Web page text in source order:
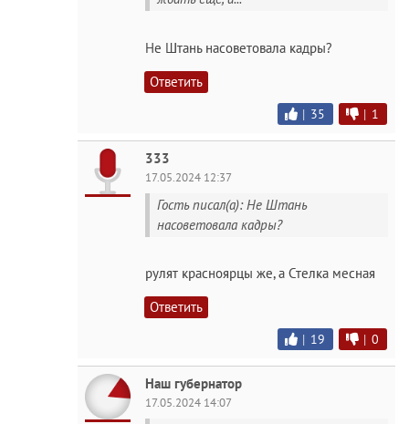
Не Штань насоветовала кадры?
Ответить
| 35 | 1
333
17.05.2024 12:37
Гость писал(а): Не Штань
насоветовала кадры?
рулят красноярцы же, а Стелка месная
Ответить
| 19 | 0
Наш губернатор
17.05.2024 14:07